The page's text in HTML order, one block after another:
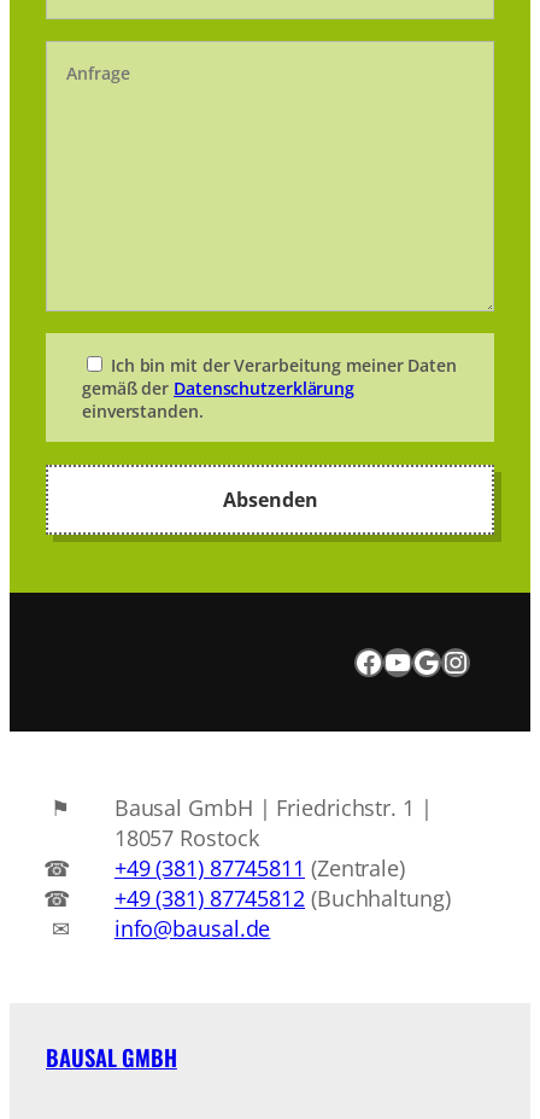
Ich bin mit der Verarbeitung meiner Daten
gemäß der Datenschutzerklärung
einverstanden.
Besuchen Sie uns auf Facebook. Besuchen Sie uns auf Youtube Google Maps Instagram
Bausal GmbH | Friedrichstr. 1 |
18057 Rostock
+49 (381) 87745811 (Zentrale)
+49 (381) 87745812 (Buchhaltung)
info@bausal.de
BAUSAL GMBH